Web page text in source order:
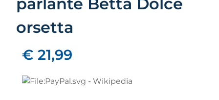
parlante Betta Dolce
orsetta
€ 21,99